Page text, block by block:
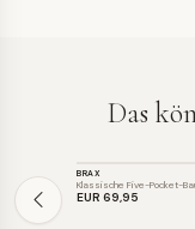
Das
BRAX
Klassische Five-Pocket-
EUR 69,95